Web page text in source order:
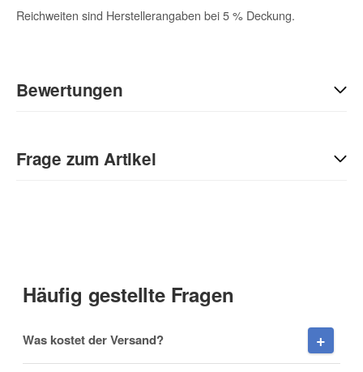
Reichweiten sind Herstellerangaben bei 5 % Deckung.
Bewertungen
Sie Anderen bei der Kaufentscheidung:
Frage zum Artikel
Häufig gestellte Fragen
Was kostet der Versand?